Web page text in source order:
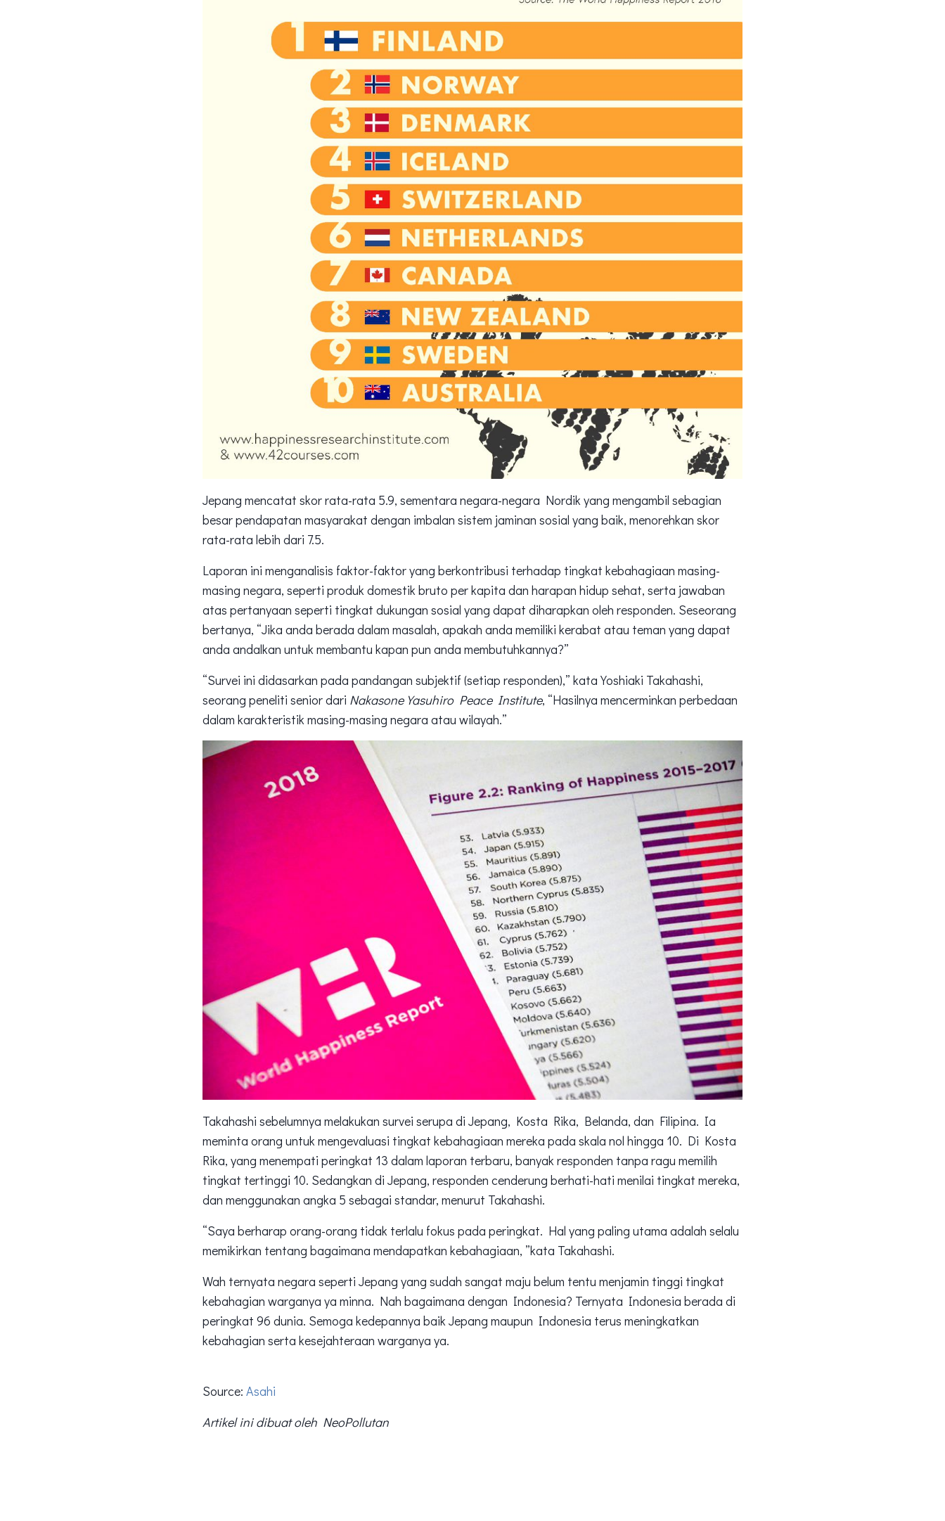
Jepang mencatat skor rata-rata 5.9, sementara negara-negara Nordik yang mengambil sebagian
besar pendapatan masyarakat dengan imbalan sistem jaminan sosial yang baik, menorehkan skor
rata-rata lebih dari 7.5.
Laporan ini menganalisis faktor-faktor yang berkontribusi terhadap tingkat kebahagiaan masing-
masing negara, seperti produk domestik bruto per kapita dan harapan hidup sehat, serta jawaban
atas pertanyaan seperti tingkat dukungan sosial yang dapat diharapkan oleh responden. Seseorang
bertanya, “Jika anda berada dalam masalah, apakah anda memiliki kerabat atau teman yang dapat
anda andalkan untuk membantu kapan pun anda membutuhkannya?”
“Survei ini didasarkan pada pandangan subjektif (setiap responden),” kata Yoshiaki Takahashi,
seorang peneliti senior dari Nakasone Yasuhiro Peace Institute, “Hasilnya mencerminkan perbedaan
dalam karakteristik masing-masing negara atau wilayah.”
Takahashi sebelumnya melakukan survei serupa di Jepang, Kosta Rika, Belanda, dan Filipina. Ia
meminta orang untuk mengevaluasi tingkat kebahagiaan mereka pada skala nol hingga 10. Di Kosta
Rika, yang menempati peringkat 13 dalam laporan terbaru, banyak responden tanpa ragu memilih
tingkat tertinggi 10. Sedangkan di Jepang, responden cenderung berhati-hati menilai tingkat mereka,
dan menggunakan angka 5 sebagai standar, menurut Takahashi.
“Saya berharap orang-orang tidak terlalu fokus pada peringkat. Hal yang paling utama adalah selalu
memikirkan tentang bagaimana mendapatkan kebahagiaan, ”kata Takahashi.
Wah ternyata negara seperti Jepang yang sudah sangat maju belum tentu menjamin tinggi tingkat
kebahagian warganya ya minna. Nah bagaimana dengan Indonesia? Ternyata Indonesia berada di
peringkat 96 dunia. Semoga kedepannya baik Jepang maupun Indonesia terus meningkatkan
kebahagian serta kesejahteraan warganya ya.
Source: Asahi
Artikel ini dibuat oleh NeoPollutan